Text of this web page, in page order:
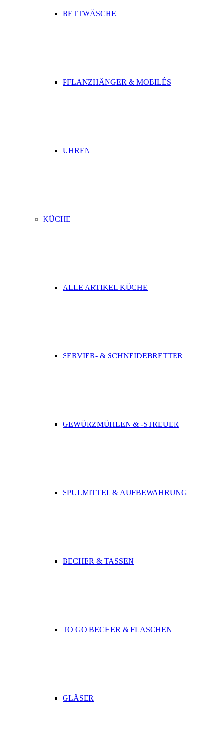
BETTWÄSCHE
PFLANZHÄNGER & MOBILÉS
UHREN
KÜCHE
ALLE ARTIKEL KÜCHE
SERVIER- & SCHNEIDEBRETTER
GEWÜRZMÜHLEN & -STREUER
SPÜLMITTEL & AUFBEWAHRUNG
BECHER & TASSEN
TO GO BECHER & FLASCHEN
GLÄSER